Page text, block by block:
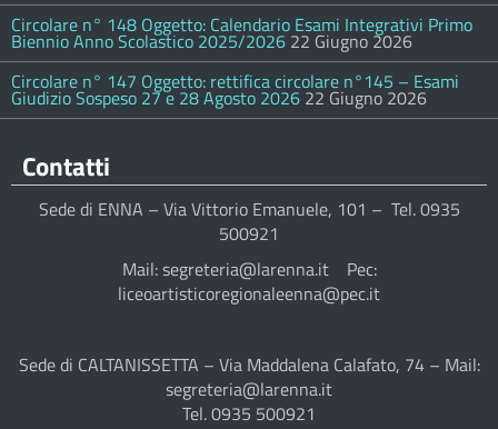
Circolare n° 148 Oggetto: Calendario Esami Integrativi Primo
Biennio Anno Scolastico 2025/2026 22 Giugno 2026
Circolare n° 147 Oggetto: rettifica circolare n°145 – Esami
Giudizio Sospeso 27 e 28 Agosto 2026 22 Giugno 2026
Contatti
Sede di ENNA – Via Vittorio Emanuele, 101 – Tel. 0935
500921
Mail: segreteria@larenna.it Pec:
liceoartisticoregionaleenna@pec.it
Sede di CALTANISSETTA – Via Maddalena Calafato, 74 – Mail:
segreteria@larenna.it
Tel. 0935 500921